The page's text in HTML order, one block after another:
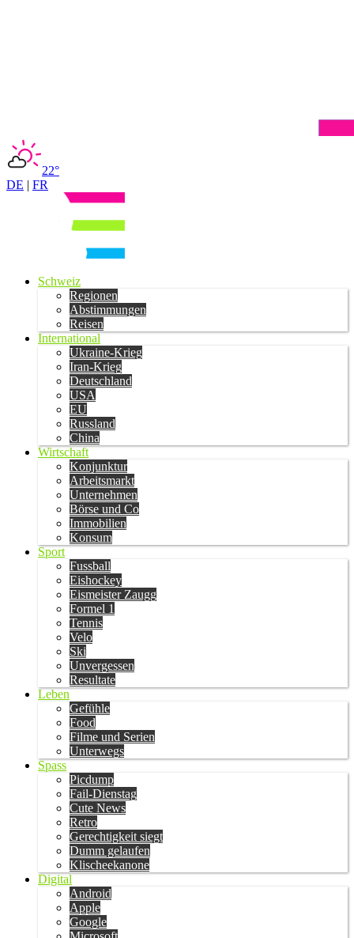
22°
DE | FR
Schweiz
Regionen
Abstimmungen
Reisen
International
Ukraine-Krieg
Iran-Krieg
Deutschland
USA
EU
Russland
China
Wirtschaft
Konjunktur
Arbeitsmarkt
Unternehmen
Börse und Co
Immobilien
Konsum
Sport
Fussball
Eishockey
Eismeister Zaugg
Formel 1
Tennis
Velo
Ski
Unvergessen
Resultate
Leben
Gefühle
Food
Filme und Serien
Unterwegs
Spass
Picdump
Fail-Dienstag
Cute News
Retro
Gerechtigkeit siegt
Dumm gelaufen
Klischeekanone
Digital
Android
Apple
Google